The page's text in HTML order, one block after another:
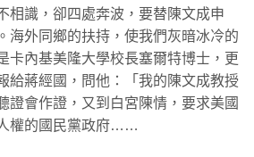
相識，卻四處奔波，要替陳文成申
海外同鄉的扶持，使我們灰暗冰冷的
卡內基美隆大學校長塞爾特博士，更
給蔣經國，問他：「我的陳文成教授
證會作證，又到白宮陳情，要求美國
權的國民黨政府……